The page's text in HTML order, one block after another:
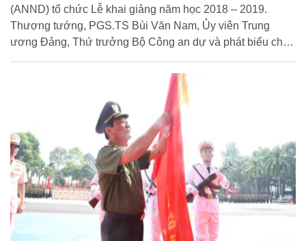
(ANND) tổ chức Lễ khai giảng năm học 2018 – 2019.
Thượng tướng, PGS.TS Bùi Văn Nam, Ủy viên Trung
ương Đảng, Thứ trưởng Bộ Công an dự và phát biểu chỉ